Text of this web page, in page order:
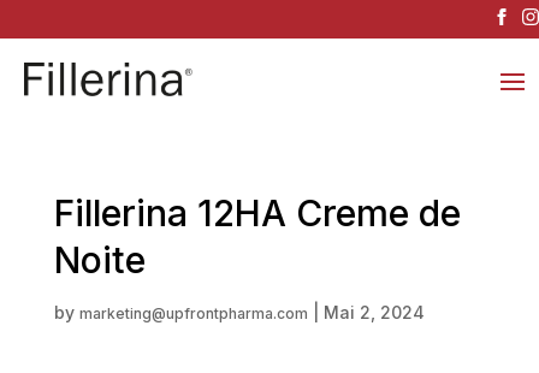
Fillerina 12HA Creme de
Noite
by marketing@upfrontpharma.com Mai 2, 2024